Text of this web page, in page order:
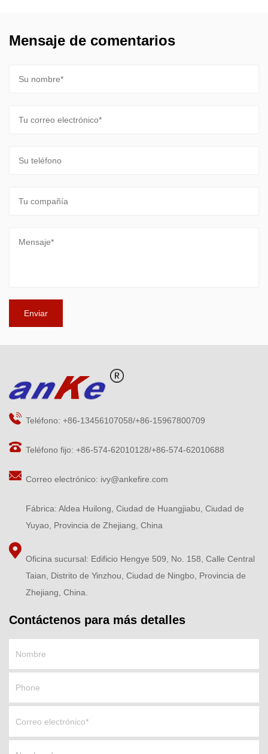
Mensaje de comentarios
Teléfono: +86-13456107058/+86-15967800709
Teléfono fijo: +86-574-62010128/+86-574-62010688
Correo electrónico: ivy@ankefire.com
Fábrica: Aldea Huilong, Ciudad de Huangjiabu, Ciudad de
Yuyao, Provincia de Zhejiang, China
Oficina sucursal: Edificio Hengye 509, No. 158, Calle Central
Taian, Distrito de Yinzhou, Ciudad de Ningbo, Provincia de
Zhejiang, China.
Contáctenos para más detalles